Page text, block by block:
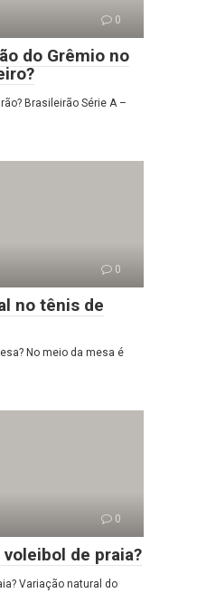
0
do Grêmio no
Brasileirão Série A –
0
no tênis de
No meio da mesa é
0
de praia?
Variação natural do